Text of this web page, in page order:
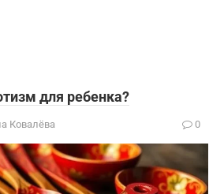
для ребенка?
Ковалёва 0